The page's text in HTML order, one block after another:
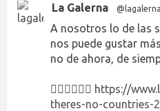
La Galerna
A nosotros lo de las
nos puede gustar
no de ahora, de
👉🏻👉🏻👉🏻 https://
theres-no-countries-